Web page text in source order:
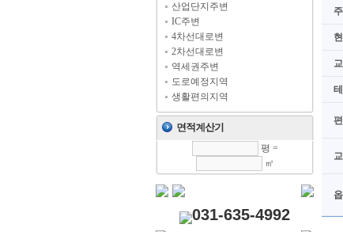
산업단지주변
IC주변
4차선대로변
2차선대로변
역세권주변
도로예정지역
생활편의지역
평 =
㎡
031-635-4992